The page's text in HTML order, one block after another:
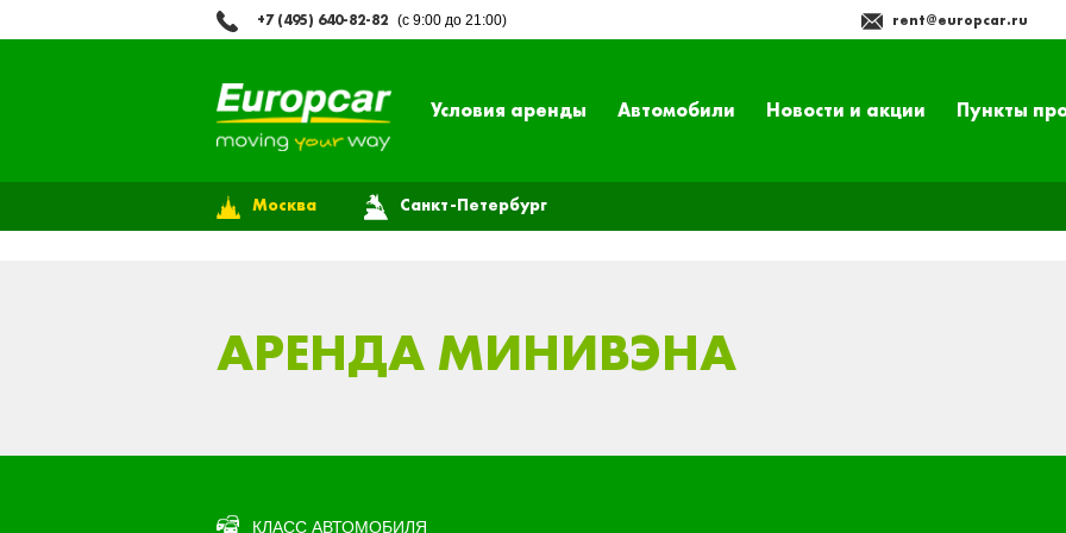
+7 (495) 640-82-82 (с 9:00 до 21:00) rent@europcar.ru
Условия аренды Автомобили Новости и акции Пункты
Москва Санкт-Петербург
АРЕНДА МИНИВЭНА
КЛАСС АВТОМОБИЛЯ